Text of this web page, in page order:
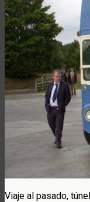
Viaje al pasado,